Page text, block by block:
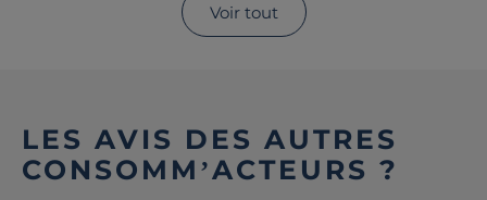
Voir tout
LES AVIS DES AUTRES
CONSOMM’ACTEURS ?